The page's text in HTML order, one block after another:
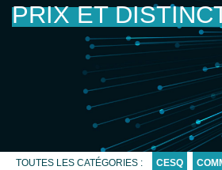
PRIX ET
TOUTES LES CATÉGORIES : CESQ